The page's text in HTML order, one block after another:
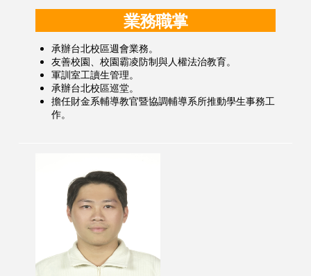
業務職掌
承辦台北校區週會業務。
友善校園、校園霸凌防制與人權法治教育。
軍訓室工讀生管理。
承辦台北校區巡堂。
擔任財金系輔導教官暨協調輔導系所推動學生事務工
作。